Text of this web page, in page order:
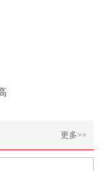
更多>>